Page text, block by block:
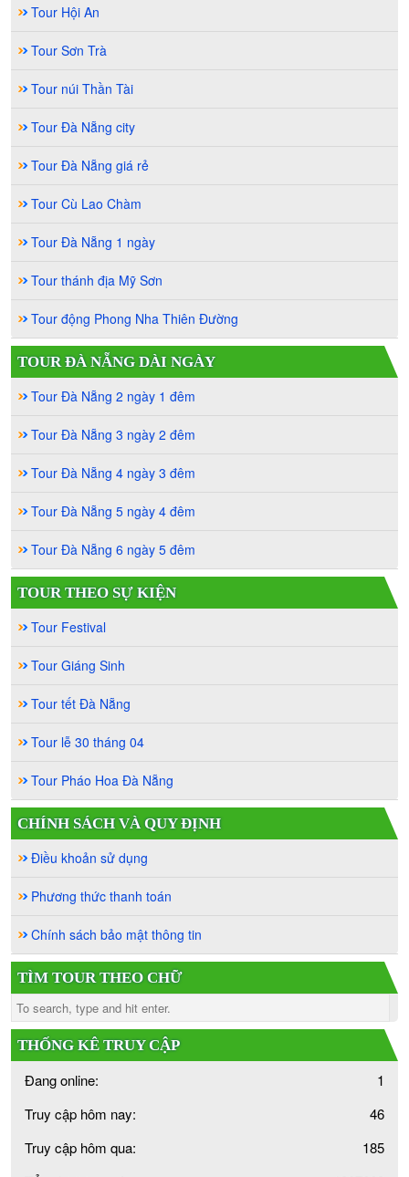
Tour Hội An
Tour Sơn Trà
Tour núi Thần Tài
Tour Đà Nẵng city
Tour Đà Nẵng giá rẻ
Tour Cù Lao Chàm
Tour Đà Nẵng 1 ngày
Tour thánh địa Mỹ Sơn
Tour động Phong Nha Thiên Đường
TOUR ĐÀ NẴNG DÀI NGÀY
Tour Đà Nẵng 2 ngày 1 đêm
Tour Đà Nẵng 3 ngày 2 đêm
Tour Đà Nẵng 4 ngày 3 đêm
Tour Đà Nẵng 5 ngày 4 đêm
Tour Đà Nẵng 6 ngày 5 đêm
TOUR THEO SỰ KIỆN
Tour Festival
Tour Giáng Sinh
Tour tết Đà Nẵng
Tour lễ 30 tháng 04
Tour Pháo Hoa Đà Nẵng
CHÍNH SÁCH VÀ QUY ĐỊNH
Điều khoản sử dụng
Phương thức thanh toán
Chính sách bảo mật thông tin
TÌM TOUR THEO CHỮ
THỐNG KÊ TRUY CẬP
1
Đang online:
46
Truy cập hôm nay:
185
Truy cập hôm qua: